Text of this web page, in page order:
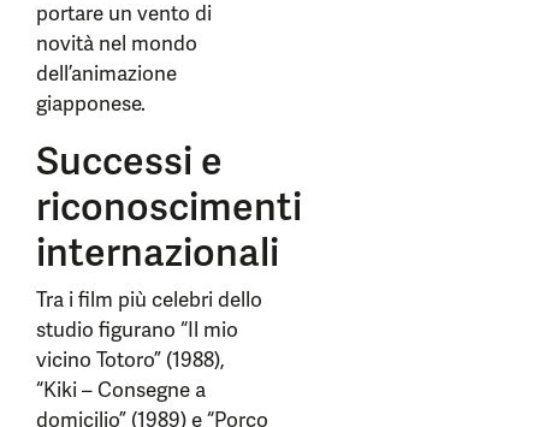
portare un vento di
novità nel mondo
dell’animazione
giapponese.
Successi e
riconoscimenti
internazionali
Tra i film più celebri dello
studio figurano “Il mio
vicino Totoro” (1988),
“Kiki – Consegne a
domicilio” (1989) e “Porco